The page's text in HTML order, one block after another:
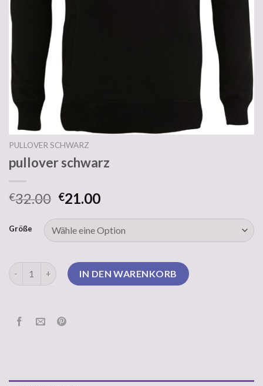
PULLOVER SCHWARZ
pullover schwarz
€32.00 €21.00
Größe
pullover schwarz MengeIN DEN WARENKORB